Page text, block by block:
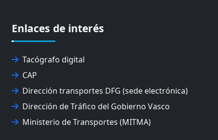
FEVATRANS (FEDERACIÓN VASCA DE TRANSPORTES)
FITRANS
JUNTA ARBITRAL DEL TRANSPORTE DE GIPUZKOA
MONDRAGÓN UNIBERTSITATEA
UPV/EHU
Enlaces de interés
Tacógrafo digital
CAP
Dirección transportes DFG (sede electrónica)
Dirección de Tráfico del Gobierno Vasco
Ministerio de Transportes (MITMA)